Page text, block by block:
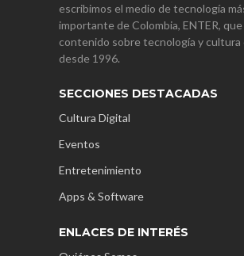
escribimos el medio de tecnología
importante de Colombia, ENTER,
contenido sobre tecnología y cultura
desde 1996.
SECCIONES DESTACADAS
Cultura Digital
Eventos
Entretenimiento
Apps & Software
ENLACES DE INTERÉS